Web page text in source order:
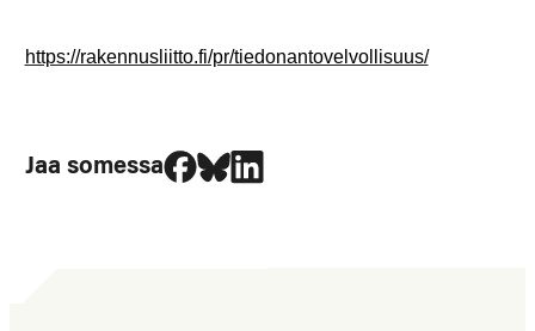
https://rakennusliitto.fi/pr/tiedonantovelvollisuus/
Jaa somessa
Jaa Facebookissa
Jaa Blueskyssa
Jaa LinkedIn:ssä